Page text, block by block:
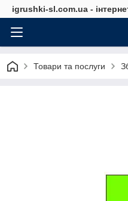
igrushki-sl.com.ua -
Товари та послуги